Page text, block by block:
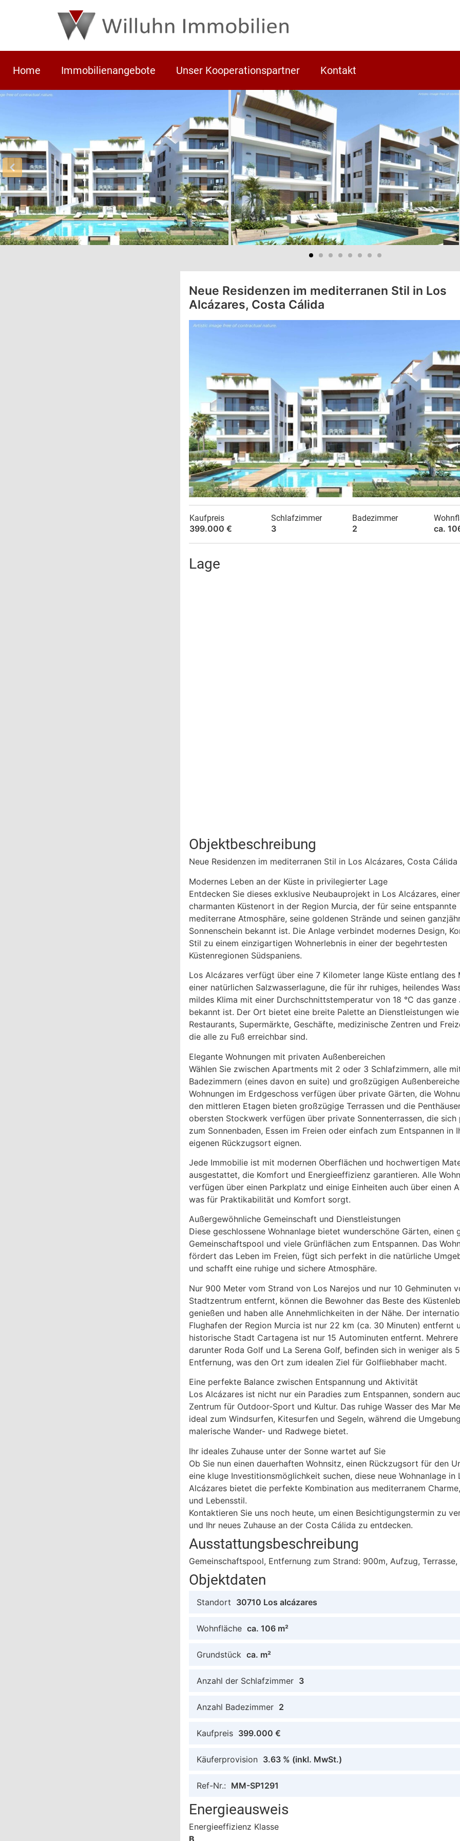
Home Immobilienangebote Unser Kooperationspartner Kontakt
Neue Residenzen im mediterranen Stil in Los
Alcázares, Costa Cálida
Kaufpreis
399.000 €
Schlafzimmer
3
Badezimmer
2 ca.
Lage
Objektbeschreibung
Neue Residenzen im mediterranen Stil in Los Alcázares, Costa Cálida
Modernes Leben an der Küste in privilegierter Lage
Entdecken Sie dieses exklusive Neubauprojekt in Los Alcázares,
charmanten Küstenort in der Region Murcia, der für seine entspannte
mediterrane Atmosphäre, seine goldenen Strände und seinen
Sonnenschein bekannt ist. Die Anlage verbindet modernes Design,
Stil zu einem einzigartigen Wohnerlebnis in einer der begehrtesten
Küstenregionen Südspaniens.
Los Alcázares verfügt über eine 7 Kilometer lange Küste entlang des
einer natürlichen Salzwasserlagune, die für ihr ruhiges, heilendes
mildes Klima mit einer Durchschnittstemperatur von 18 °C das ganze
bekannt ist. Der Ort bietet eine breite Palette an Dienstleistungen wie
Restaurants, Supermärkte, Geschäfte, medizinische Zentren und
die alle zu Fuß erreichbar sind.
Elegante Wohnungen mit privaten Außenbereichen
Wählen Sie zwischen Apartments mit 2 oder 3 Schlafzimmern, alle
Badezimmern (eines davon en suite) und großzügigen
Wohnungen im Erdgeschoss verfügen über private Gärten, die
den mittleren Etagen bieten großzügige Terrassen und die
obersten Stockwerk verfügen über private Sonnenterrassen, die sich
zum Sonnenbaden, Essen im Freien oder einfach zum Entspannen in
eigenen Rückzugsort eignen.
Jede Immobilie ist mit modernen Oberflächen und hochwertigen
ausgestattet, die Komfort und Energieeffizienz garantieren. Alle
verfügen über einen Parkplatz und einige Einheiten auch über einen
was für Praktikabilität und Komfort sorgt.
Außergewöhnliche Gemeinschaft und Dienstleistungen
Diese geschlossene Wohnanlage bietet wunderschöne Gärten, einen
Gemeinschaftspool und viele Grünflächen zum Entspannen. Das
fördert das Leben im Freien, fügt sich perfekt in die natürliche
und schafft eine ruhige und sichere Atmosphäre.
Nur 900 Meter vom Strand von Los Narejos und nur 10 Gehminuten
Stadtzentrum entfernt, können die Bewohner das Beste des
genießen und haben alle Annehmlichkeiten in der Nähe. Der
Flughafen der Region Murcia ist nur 22 km (ca. 30 Minuten) entfernt
historische Stadt Cartagena ist nur 15 Autominuten entfernt.
darunter Roda Golf und La Serena Golf, befinden sich in weniger als
Entfernung, was den Ort zum idealen Ziel für Golfliebhaber macht.
Eine perfekte Balance zwischen Entspannung und Aktivität
Los Alcázares ist nicht nur ein Paradies zum Entspannen, sondern
Zentrum für Outdoor-Sport und Kultur. Das ruhige Wasser des Mar
ideal zum Windsurfen, Kitesurfen und Segeln, während die Umgebung
malerische Wander- und Radwege bietet.
Ihr ideales Zuhause unter der Sonne wartet auf Sie
Ob Sie nun einen dauerhaften Wohnsitz, einen Rückzugsort für den
eine kluge Investitionsmöglichkeit suchen, diese neue Wohnanlage in
Alcázares bietet die perfekte Kombination aus mediterranem
und Lebensstil.
Kontaktieren Sie uns noch heute, um einen Besichtigungstermin zu
und Ihr neues Zuhause an der Costa Cálida zu entdecken.
Ausstattungsbeschreibung
Gemeinschaftspool, Entfernung zum Strand: 900m, Aufzug, Terrasse,
Objektdaten
Standort 30710 Los alcázares
Wohnfläche ca. 106 m²
Grundstück ca. m²
Anzahl der Schlafzimmer 3
Anzahl Badezimmer 2
Kaufpreis 399.000 €
Käuferprovision 3.63 % (inkl. MwSt.)
Ref-Nr.: MM-SP1291
Energieausweis
Energieeffizienz Klasse
B